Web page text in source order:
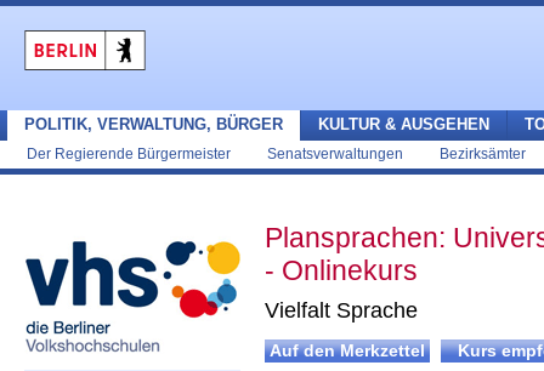
POLITIK, VERWALTUNG, BÜRGER
Der Regierende Bürgermeister Senatsverwaltungen Bezirksämter
KULTUR & AUSGEHEN
Plansprachen:
- Onlinekurs
Vielfalt Sprache